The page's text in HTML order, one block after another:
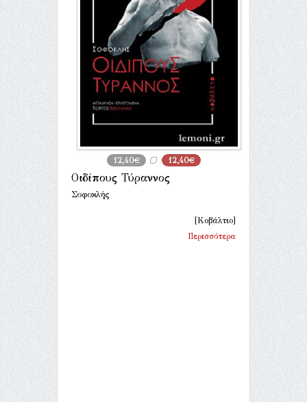
12,40€ 12,40€
Οιδίπους Τύραννος
Σοφοκλής
[Κοβάλτιο]
Περισσότερα